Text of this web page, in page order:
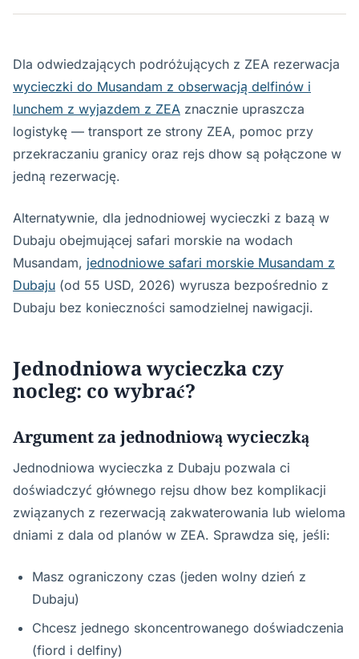
Dla odwiedzających podróżujących z ZEA rezerwacja
wycieczki do Musandam z obserwacją delfinów i
lunchem z wyjazdem z ZEA znacznie upraszcza
logistykę — transport ze strony ZEA, pomoc przy
przekraczaniu granicy oraz rejs dhow są połączone w
jedną rezerwację.
Alternatywnie, dla jednodniowej wycieczki z bazą w
Dubaju obejmującej safari morskie na wodach
Musandam, jednodniowe safari morskie Musandam z
Dubaju (od 55 USD, 2026) wyrusza bezpośrednio z
Dubaju bez konieczności samodzielnej nawigacji.
Jednodniowa wycieczka czy
nocleg: co wybrać?
Argument za jednodniową wycieczką
Jednodniowa wycieczka z Dubaju pozwala ci
doświadczyć głównego rejsu dhow bez komplikacji
związanych z rezerwacją zakwaterowania lub wieloma
dniami z dala od planów w ZEA. Sprawdza się, jeśli:
Masz ograniczony czas (jeden wolny dzień z
Dubaju)
Chcesz jednego skoncentrowanego doświadczenia
(fiord i delfiny)